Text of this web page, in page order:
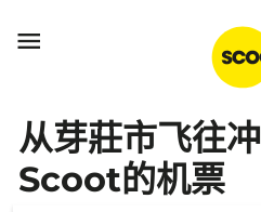

从芽莊市飞往冲
Scoot的机票